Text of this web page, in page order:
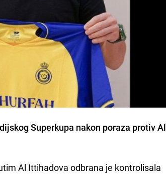
Superkupa nakon poraza protiv Al
Al Ittihadova odbrana je kontrolisala